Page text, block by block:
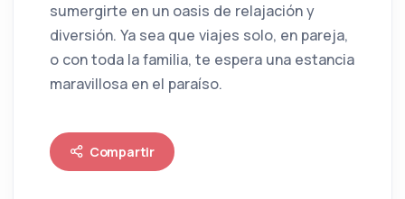
sumergirte en un oasis de relajación y
diversión. Ya sea que viajes solo, en pareja,
o con toda la familia, te espera una estancia
maravillosa en el paraíso.
Compartir